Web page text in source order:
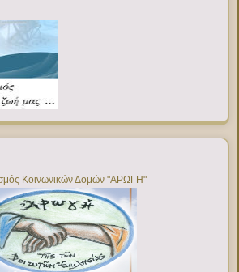
Κοινωνικών Δομών "ΑΡΩΓΗ"